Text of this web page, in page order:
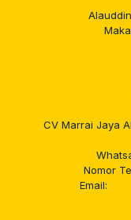
CV Marrai Jaya
Nomor
Email: